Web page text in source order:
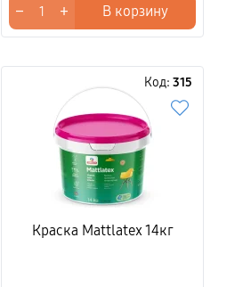
− + В корзину
Код: 315
Краска Mattlatex 14кг